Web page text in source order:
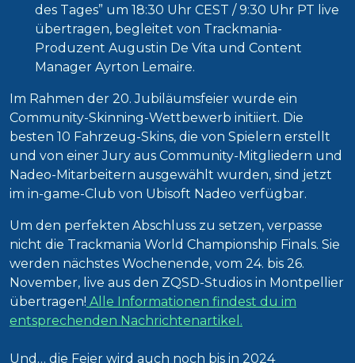
des Tages” um 18:30 Uhr CEST / 9:30 Uhr PT live
übertragen, begleitet von Trackmania-
Produzent Augustin De Vita und Content
Manager Ayrton Lemaire.
Im Rahmen der 20. Jubiläumsfeier wurde ein
Community-Skinning-Wettbewerb initiiert. Die
besten 10 Fahrzeug-Skins, die von Spielern erstellt
und von einer Jury aus Community-Mitgliedern und
Nadeo-Mitarbeitern ausgewählt wurden, sind jetzt
im in-game-Club von Ubisoft Nadeo verfügbar.
Um den perfekten Abschluss zu setzen, verpasse
nicht die Trackmania World Championship Finals. Sie
werden nächstes Wochenende, vom 24. bis 26.
November, live aus den ZQSD-Studios in Montpellier
übertragen! Alle Informationen findest du im
entsprechenden Nachrichtenartikel.
Und… die Feier wird auch noch bis in 2024